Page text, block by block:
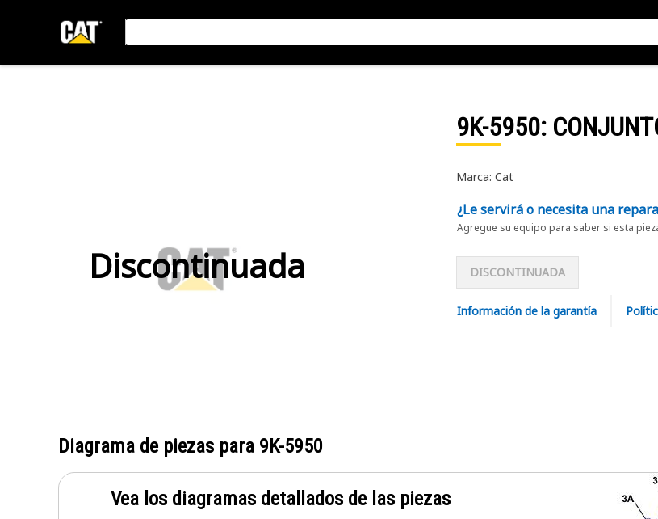
Discontinuada
9K-5950:
Marca: Cat
¿Le servirá o necesita una
Agregue su equipo para saber si esta
DISCONTINUADA
Información de la garantía
Diagrama de piezas para 9K-5950
Vea los diagramas detallados de las piezas